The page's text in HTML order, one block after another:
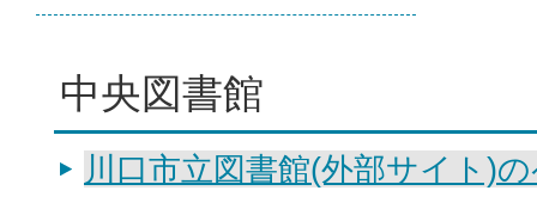
中央図書館
川口市立図書館(外部サイト)